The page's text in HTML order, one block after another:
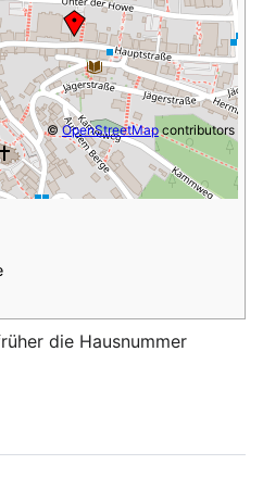
©OpenStreetMapcontributors
die Hausnummer